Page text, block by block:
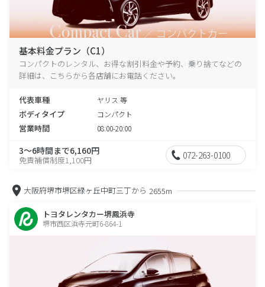
基本料金プラン（C1）
コンパクトのレンタル、お得な割引料金や予約、乗り捨てなどの
詳細は、こちらから各店舗にお電話ください。
代表車種 ヤリス 等
ボディタイプ コンパクト
営業時間 08:00-20:00
3～6時間まで6,160円
免責補償制度1,100円 072-263-0100
大阪府堺市堺区緑ヶ丘中町三丁から 2655m
トヨタレンタカー堺鳳浜寺
堺市西区浜寺元町6-864-1